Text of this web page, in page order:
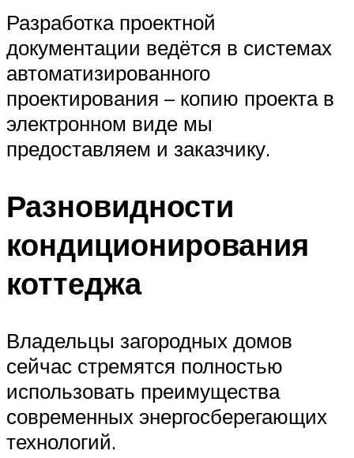
Разработка проектной
документации ведётся в системах
автоматизированного
проектирования – копию проекта в
электронном виде мы
предоставляем и заказчику.
Разновидности
кондиционирования
коттеджа
Владельцы загородных домов
сейчас стремятся полностью
использовать преимущества
современных энергосберегающих
технологий.